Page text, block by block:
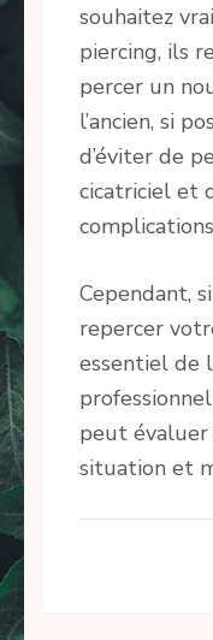
souhaitez
piercing, ils
percer un
l’ancien, si
d’éviter de
cicatriciel et
Cependant,
repercer
essentiel de
peut
situation et